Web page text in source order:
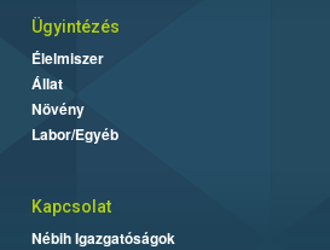
Ügyintézés
Élelmiszer
Állat
Növény
Labor/Egyéb
Kapcsolat
Nébih Igazgatóságok